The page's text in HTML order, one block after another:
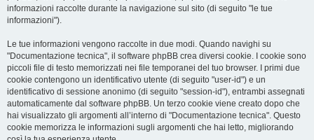
informazioni raccolte durante la navigazione sul sito (di seguito "le tue
informazioni").
Le tue informazioni vengono raccolte in due modi. Quando navighi su
"Documentazione tecnica", il software phpBB crea diversi cookie. I cookie sono
piccoli file di testo memorizzati nei file temporanei del tuo browser. I primi due
cookie contengono un identificativo utente (di seguito "user-id") e un
identificativo di sessione anonimo (di seguito "session-id"), entrambi assegnati
automaticamente dal software phpBB. Un terzo cookie viene creato dopo che
hai visualizzato gli argomenti all’interno di "Documentazione tecnica". Questo
cookie memorizza le informazioni sugli argomenti che hai letto, migliorando